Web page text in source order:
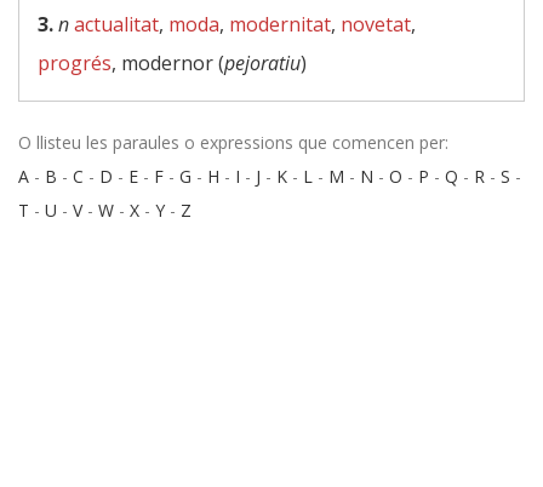
3.nactualitat, moda, modernitat, novetat,
progrés, modernor (pejoratiu)
O llisteu les paraules o expressions que comencen per:
A - B - C - D - E - F - G - H - I - J - K - L - M - N - O - P - Q - R - S -
T - U - V- W - X - Y - Z